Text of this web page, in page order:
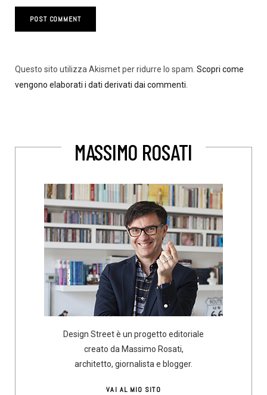
Questo sito utilizza Akismet per ridurre lo spam. Scopri come
vengono elaborati i dati derivati dai commenti.
MASSIMO ROSATI
Design Street è un progetto editoriale
creato da Massimo Rosati,
architetto, giornalista e blogger.
VAI AL MIO SITO